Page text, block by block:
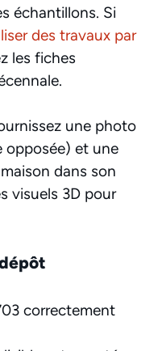
échantillons. Si
des travaux par
les fiches
une photo
opposée) et une
dans son
visuels 3D pour
correctement